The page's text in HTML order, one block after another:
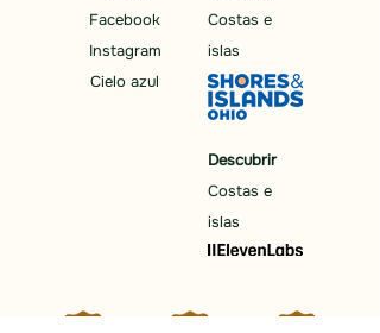
Facebook
Instagram
Cielo azul
Costas e
islas
Descubrir
Costas e
islas